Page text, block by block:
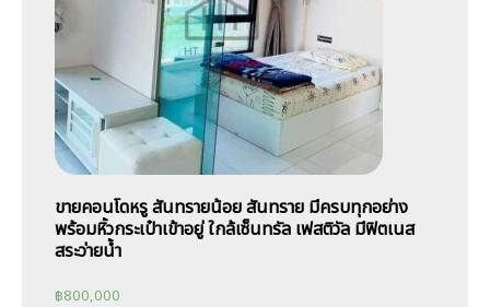
ขายคอนโดหรู สันทรายน้อย สันทราย มีครบทุกอย่าง
พร้อมหิ้วกระเป๋าเข้าอยู่ ใกล้เซ็นทรัล เฟสติวัล มีฟิตเนส
สระว่ายน้ำ
฿800,000